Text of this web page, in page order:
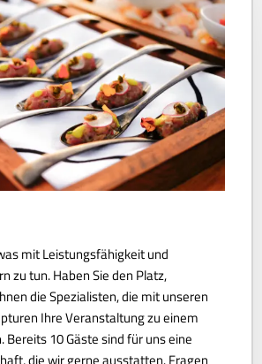
mit Leistungsfähigkeit und
zu tun. Haben Sie den Platz,
die Spezialisten, die mit unseren
Ihre Veranstaltung zu einem
Bereits 10 Gäste sind für uns eine